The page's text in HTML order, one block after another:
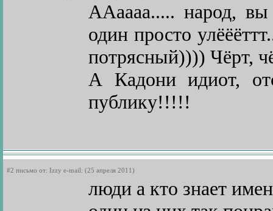
ААаааа..... народ,
один просто
потрясный)))) Чёрт,
А Кадони идиот,
публику!!!!!
#2 письмо от: Izzy e-mail: (25 апреля 2011)
люди а кто знает